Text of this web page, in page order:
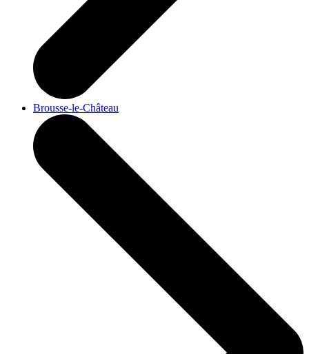
Brousse-le-Château